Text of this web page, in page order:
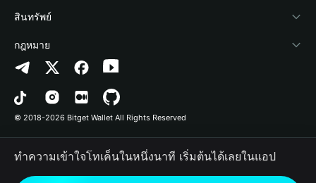
ศูนย์ช่วยเหลือ
ติดต่อเรา
ทรัพยากรข้อมูลของแบรนด์
อาชีพ
Crypto Swap API
Altcoin Season Index
Prediction Markets
DApp
RWA
Bitget Wallet Pay
ลิสต์โปรเจกต์
เทคโนโลยีความปลอดภัย
ซื้อคริปโต
การตรวจจับการอนุญาต
การตรวจจับสัญญา
การโอนเป็นชุด
สินทรัพย์
Arbitrum
Avalanche
Bitcoin
Polygon
กฎหมาย
นโยบายความเป็นส่วนตัว
ข้อตกลงในการใช้บริการ
© 2018-2026 Bitget Wallet All Rights Reserved
ทำความเข้าใจโทเค็นในหนึ่งนาที เริ่มต้นได้เลยในแอป